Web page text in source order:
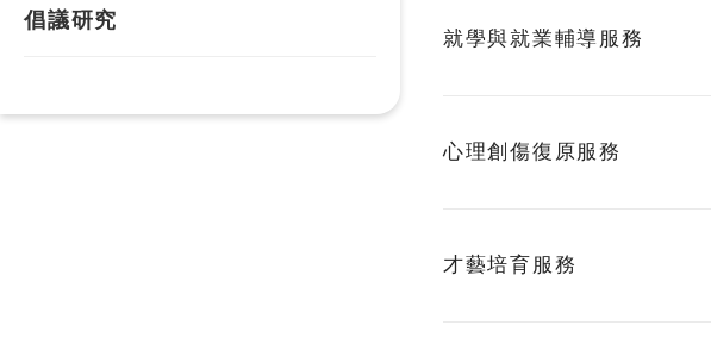
所有國際服務
倡議研究
就學與就業輔導服務
心理創傷復原服務
才藝培育服務